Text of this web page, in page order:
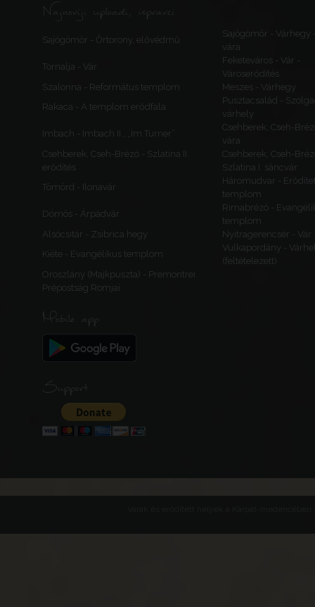
Najnoviji uploadi, ispravci
Sajógömör - Őrtorony, elővédmű
Sajógömör - Várhegy
vára
Tornalja - Vár
Feketeváros - Vár -
Városerődítés
Szalonna - Református templom
Meszes - Várhegy
Rakaca - A templom erődfala
Pusztacsalád -
várhely
Imbach - Imbach II., „Im Turner”
Csehberek, Cseh-
vára
Csehberek, Cseh-Brézó - Szlatina II.
erődítés
Csehberek, Cseh-
Szlatina I. sáncvár
Tömörd - Ilonavár
Háromudvar -
templom
Dömös - Árpádvár
Rimabrézó -
templom
Alsócsitár - Zsibrica hegy
Nyitragerencsér - Vár
Kiéte - Evangélikus templom
Vulkapordány -
(feltételezett)
Oroszlány (Majkpuszta) - Premontrei
Prépostság Romjai
Mobile app
Support